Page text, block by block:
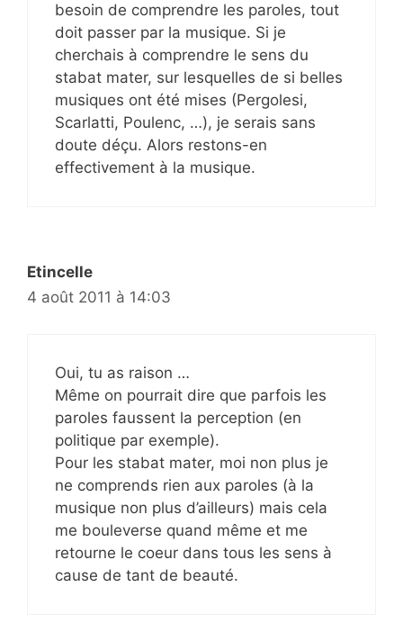
besoin de comprendre les paroles, tout
doit passer par la musique. Si je
cherchais à comprendre le sens du
stabat mater, sur lesquelles de si belles
musiques ont été mises (Pergolesi,
Scarlatti, Poulenc, …), je serais sans
doute déçu. Alors restons-en
effectivement à la musique.
Etincelle
4 août 2011 à 14:03
Oui, tu as raison …
Même on pourrait dire que parfois les
paroles faussent la perception (en
politique par exemple).
Pour les stabat mater, moi non plus je
ne comprends rien aux paroles (à la
musique non plus d’ailleurs) mais cela
me bouleverse quand même et me
retourne le coeur dans tous les sens à
cause de tant de beauté.